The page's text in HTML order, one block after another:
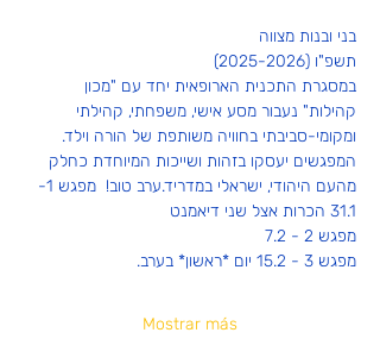
בני ובנות מצווה
תשפ"ו (2025-2026)
במסגרת התכנית הארופאית יחד עם "מכון
קהילות" נעבור מסע אישי, משפחתי, קהילתי
ומקומי-סביבתי בחוויה משותפת של הורה וילד.
המפגשים יעסקו בזהות ושייכות המיוחדת כחלק
מהעם היהודי, ישראלי במדריד.ערב טוב!  מפגש 1-
31.1 הכרות אצל שני דיאמנט
מפגש 2 - 7.2
מפגש 3 - 15.2 יום *ראשון* בערב.
Mostrar más